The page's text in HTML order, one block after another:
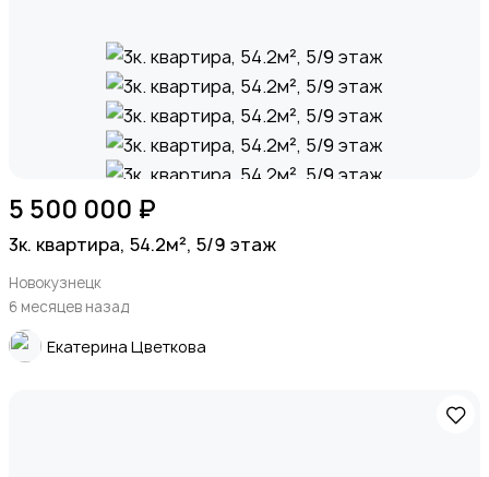
5 500 000 ₽
3к. квартира, 54.2м², 5/9 этаж
Новокузнецк
6 месяцев назад
Екатерина Цветкова